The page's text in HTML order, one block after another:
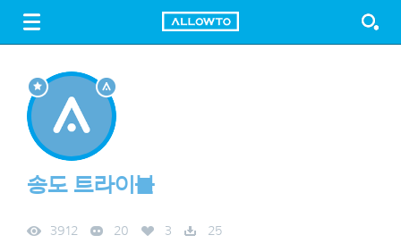
FREE DOWNLOAD
송도 트라이볼
3912 20 3 25